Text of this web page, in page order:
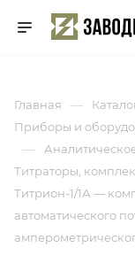
Главная —
Приборы и
—
Титраторы,
Титрион-1/1А —
автоматического